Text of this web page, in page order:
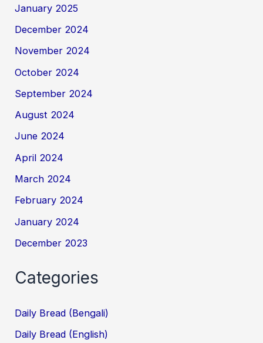
January 2025
December 2024
November 2024
October 2024
September 2024
August 2024
June 2024
April 2024
March 2024
February 2024
January 2024
December 2023
Categories
Daily Bread (Bengali)
Daily Bread (English)